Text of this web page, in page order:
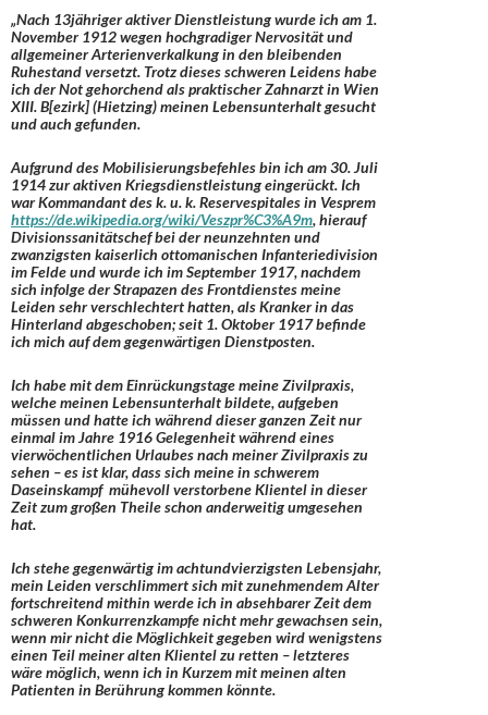
„Nach 13jähriger aktiver Dienstleistung wurde ich am 1.
November 1912 wegen hochgradiger Nervosität und
allgemeiner Arterienverkalkung in den bleibenden
Ruhestand versetzt. Trotz dieses schweren Leidens habe
ich der Not gehorchend als praktischer Zahnarzt in Wien
XIII. B[ezirk] (Hietzing) meinen Lebensunterhalt gesucht
und auch gefunden.
Aufgrund des Mobilisierungsbefehles bin ich am 30. Juli
1914 zur aktiven Kriegsdienstleistung eingerückt. Ich
war Kommandant des k. u. k. Reservespitales in Vesprem
https://de.wikipedia.org/wiki/Veszpr%C3%A9m,hierauf
Divisionssanitätschef bei der neunzehnten und
zwanzigsten kaiserlich ottomanischen Infanteriedivision
im Felde und wurde ich im September 1917, nachdem
sich infolge der Strapazen des Frontdienstes meine
Leiden sehr verschlechtert hatten, als Kranker in das
Hinterland abgeschoben; seit 1. Oktober 1917 befinde
ich mich auf dem gegenwärtigen Dienstposten.
Ich habe mit dem Einrückungstage meine Zivilpraxis,
welche meinen Lebensunterhalt bildete, aufgeben
müssen und hatte ich während dieser ganzen Zeit nur
einmal im Jahre 1916 Gelegenheit während eines
vierwöchentlichen Urlaubes nach meiner Zivilpraxis zu
sehen – es ist klar, dass sich meine in schwerem
Daseinskampf mühevoll verstorbene Klientel in dieser
Zeit zum großen Theile schon anderweitig umgesehen
hat.
Ich stehe gegenwärtig im achtundvierzigsten Lebensjahr,
mein Leiden verschlimmert sich mit zunehmendem Alter
fortschreitend mithin werde ich in absehbarer Zeit dem
schweren Konkurrenzkampfe nicht mehr gewachsen sein,
wenn mir nicht die Möglichkeit gegeben wird wenigstens
einen Teil meiner alten Klientel zu retten – letzteres
wäre möglich, wenn ich in Kurzem mit meinen alten
Patienten in Berührung kommen könnte.